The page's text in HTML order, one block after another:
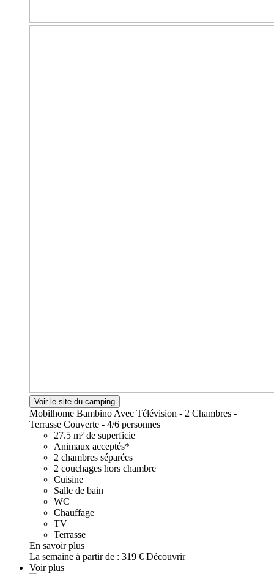
Voir le site du camping
Mobilhome Bambino Avec Télévision - 2 Chambres -
Terrasse Couverte - 4/6 personnes
27.5 m² de superficie
Animaux acceptés*
2 chambres séparées
2 couchages hors chambre
Cuisine
Salle de bain
WC
Chauffage
TV
Terrasse
En savoir plus
La semaine à partir de : 319 € Découvrir
Voir plus